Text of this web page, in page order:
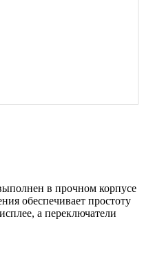
в прочном корпусе
обеспечивает простоту
а переключатели